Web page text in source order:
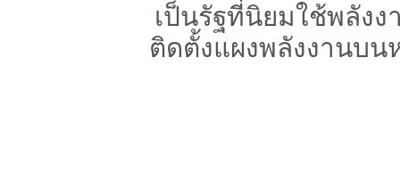
เป็นรัฐที่นิยมใช้พลัง
ติดตั้งแผงพลังงานบ